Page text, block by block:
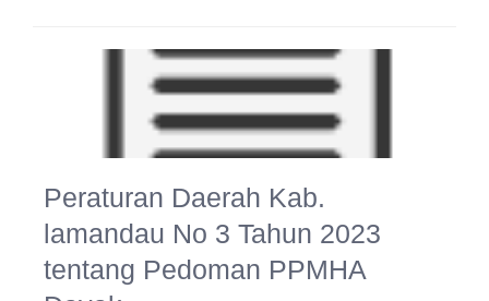
Peraturan Daerah Kab.
lamandau No 3 Tahun 2023
tentang Pedoman PPMHA